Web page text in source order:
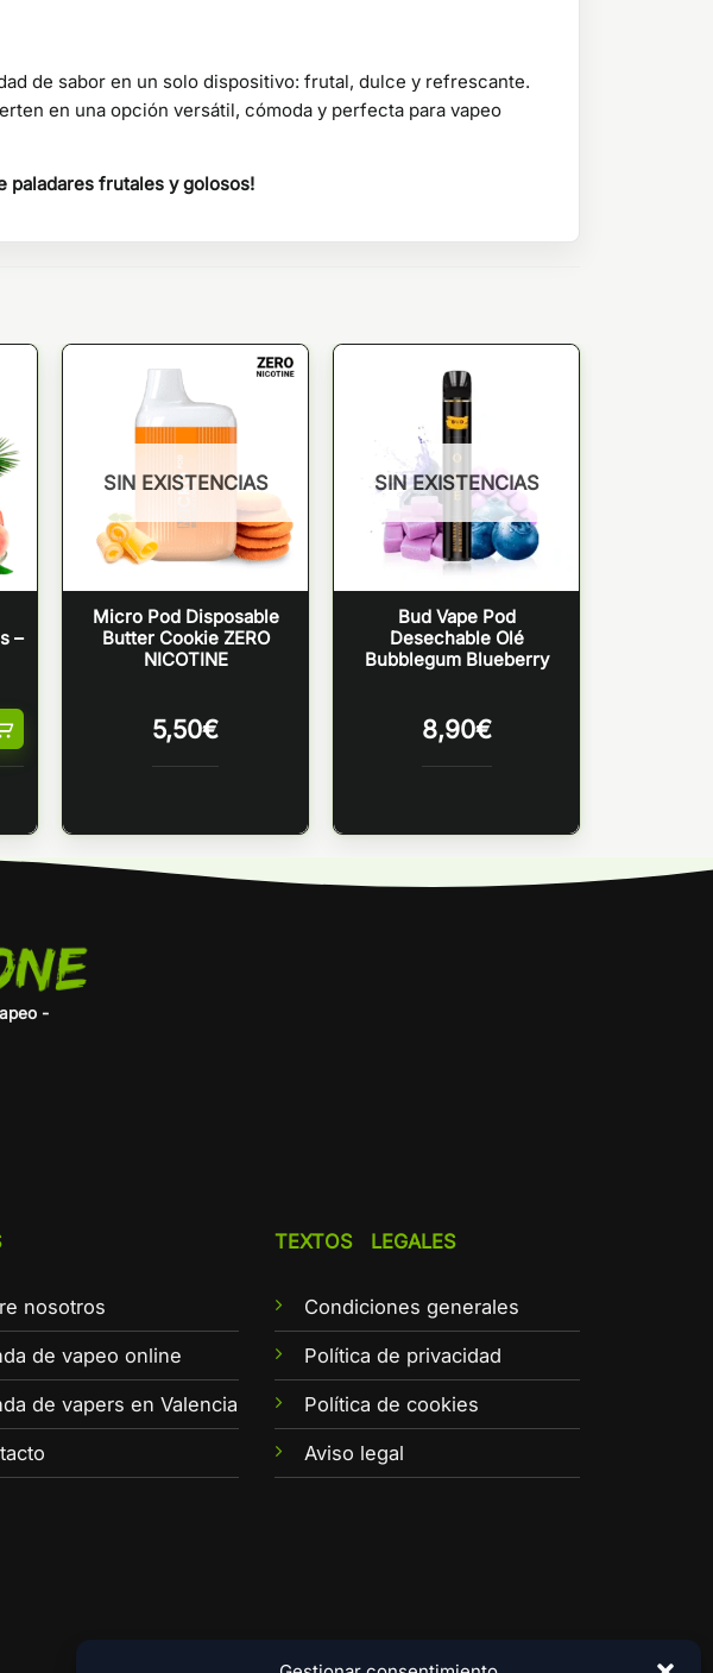
de sabor en un solo dispositivo: frutal, dulce y refrescante.
en una opción versátil, cómoda y perfecta para vapeo
paladares frutales y golosos!
–
SIN EXISTENCIAS
Micro Pod Disposable
Butter Cookie ZERO
NICOTINE
5,50€
SIN EXISTENCIAS
Bud Vape Pod
Desechable Olé
Bubblegum Blueberry
8,90€
-
nosotros
de vapeo online
de vapers en Valencia
TEXTOS LEGALES
Condiciones generales
Política de privacidad
Política de cookies
Aviso legal